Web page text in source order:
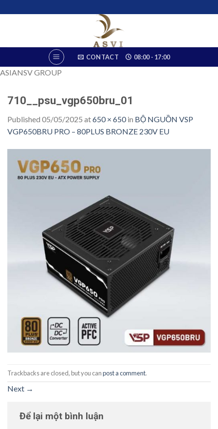
CONTACT 08:00 - 17:00
ASIANSV GROUP
710__psu_vgp650bru_01
Published 05/05/2025 at650 × 650in BỘ NGUỒN VSP
VGP650BRU PRO – 80PLUS BRONZE 230V EU
Trackbacks are closed, but you canpost a comment.
Next →
Để lại một bình luận